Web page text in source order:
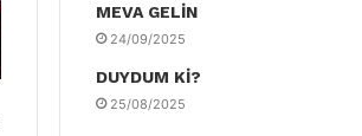
MEVA GELİN
24/09/2025
DUYDUM Kİ?
25/08/2025